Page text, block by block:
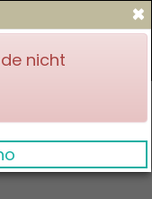
×
nicht